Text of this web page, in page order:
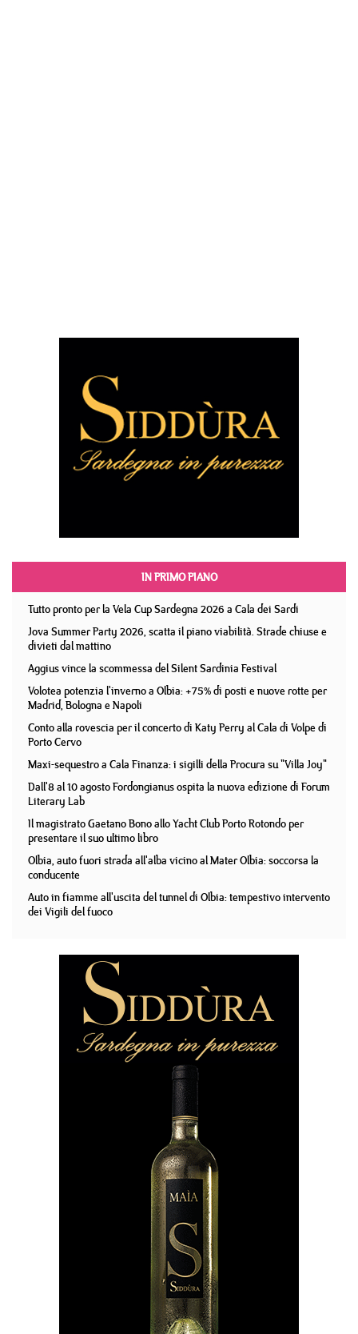
IN PRIMO PIANO
Tutto pronto per la Vela Cup Sardegna 2026 a Cala dei Sardi
Jova Summer Party 2026, scatta il piano viabilità. Strade chiuse e
divieti dal mattino
Aggius vince la scommessa del Silent Sardinia Festival
Volotea potenzia l'inverno a Olbia: +75% di posti e nuove rotte per
Madrid, Bologna e Napoli
Conto alla rovescia per il concerto di Katy Perry al Cala di Volpe di
Porto Cervo
Maxi-sequestro a Cala Finanza: i sigilli della Procura su "Villa Joy"
Dall'8 al 10 agosto Fordongianus ospita la nuova edizione di Forum
Literary Lab
Il magistrato Gaetano Bono allo Yacht Club Porto Rotondo per
presentare il suo ultimo libro
Olbia, auto fuori strada all'alba vicino al Mater Olbia: soccorsa la
conducente
Auto in fiamme all'uscita del tunnel di Olbia: tempestivo intervento
dei Vigili del fuoco